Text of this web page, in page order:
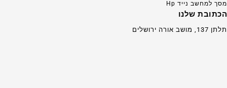
מסך למחשב נייד Hp
הכתובת שלנו
תלתן 137, מושב אורה ירושלים